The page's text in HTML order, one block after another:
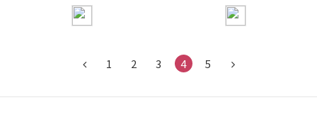
1 2 3 4 5